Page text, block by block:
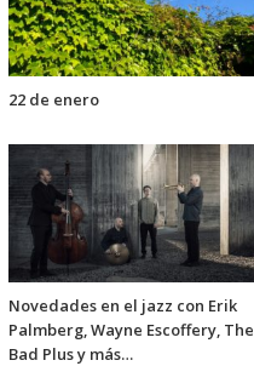
22 de enero
Novedades en el jazz con Erik
Palmberg, Wayne Escoffery, The
Bad Plus y más…